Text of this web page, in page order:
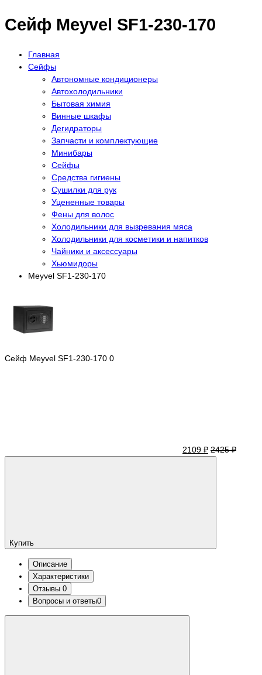
Сейф Meyvel SF1-230-170
Главная
Сейфы
Автономные кондиционеры
Автохолодильники
Бытовая химия
Винные шкафы
Дегидраторы
Запчасти и комплектующие
Минибары
Сейфы
Средства гигиены
Сушилки для рук
Уцененные товары
Фены для волос
Холодильники для вызревания мяса
Холодильники для косметики и напитков
Чайники и аксессуары
Хьюмидоры
Meyvel SF1-230-170
Сейф Meyvel SF1-230-170 0
2109 ₽ 2425 ₽
Купить
Описание
Характеристики
Отзывы 0
Вопросы и ответы0